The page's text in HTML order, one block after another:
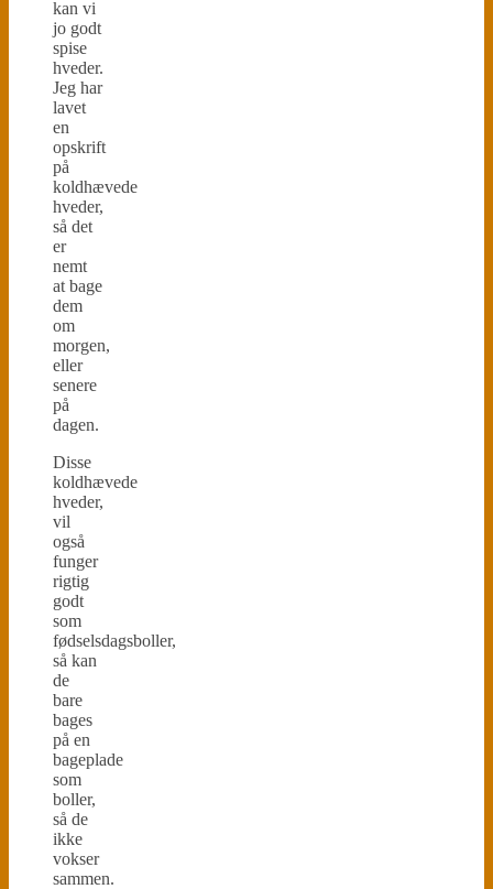
kan vi
jo godt
spise
hveder.
Jeg har
lavet
en
opskrift
på
koldhævede
hveder,
så det
er
nemt
at bage
dem
om
morgen,
eller
senere
på
dagen.
Disse
koldhævede
hveder,
vil
også
funger
rigtig
godt
som
fødselsdagsboller,
så kan
de
bare
bages
på en
bageplade
som
boller,
så de
ikke
vokser
sammen.